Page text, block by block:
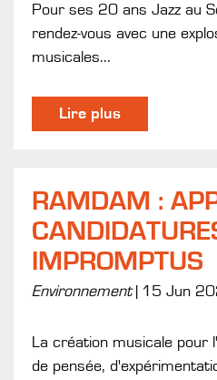
Pour ses 20 ans Jazz au
rendez-vous avec une
musicales...
Lire plus
RAMDAM :
IMPROMPTUS
Environnement 15 Jun
La création musicale pour
de pensée,